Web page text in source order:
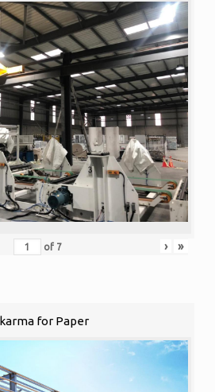
of 7 › »
karma for Paper